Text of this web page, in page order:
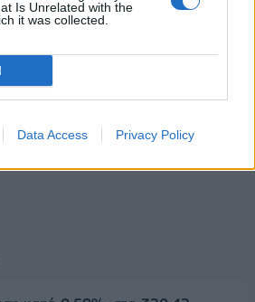
Is Unrelated with the
it was collected.
Data Access Privacy Policy
ΟΙ ΕΙΔΗΣΕΙΣ